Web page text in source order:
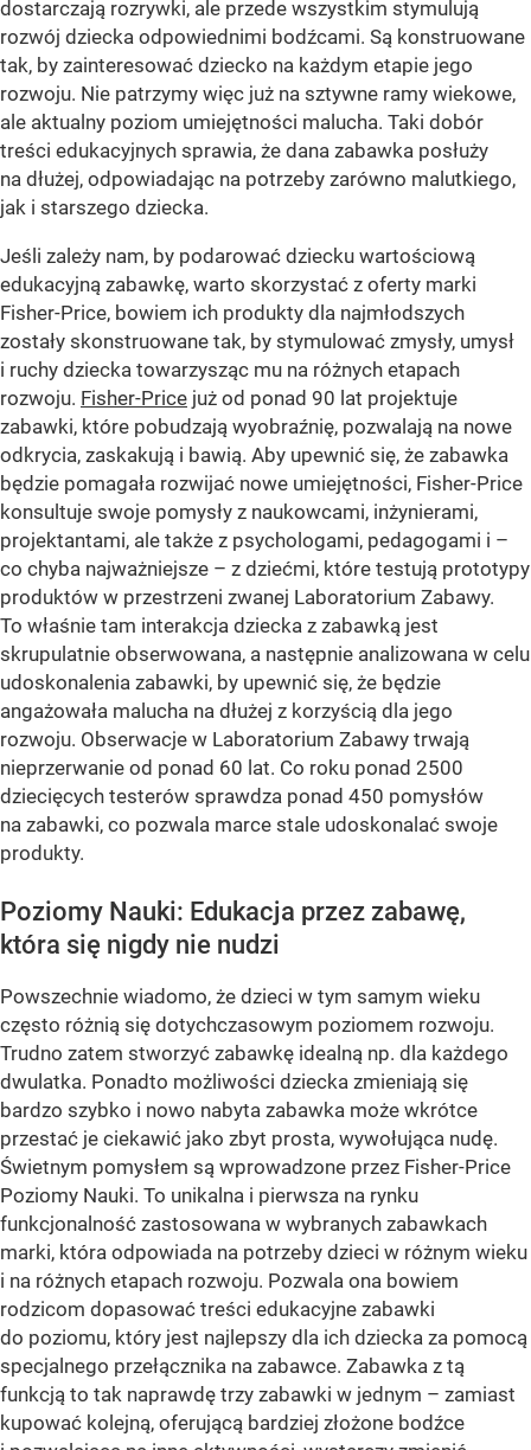
dostarczają rozrywki, ale przede wszystkim stymulują
rozwój dziecka odpowiednimi bodźcami. Są konstruowane
tak, by zainteresować dziecko na każdym etapie jego
rozwoju. Nie patrzymy więc już na sztywne ramy wiekowe,
ale aktualny poziom umiejętności malucha. Taki dobór
treści edukacyjnych sprawia, że dana zabawka posłuży
na dłużej, odpowiadając na potrzeby zarówno malutkiego,
jak i starszego dziecka.
Jeśli zależy nam, by podarować dziecku wartościową
edukacyjną zabawkę, warto skorzystać z oferty marki
Fisher-Price, bowiem ich produkty dla najmłodszych
zostały skonstruowane tak, by stymulować zmysły, umysł
i ruchy dziecka towarzysząc mu na różnych etapach
rozwoju. Fisher-Price już od ponad 90 lat projektuje
zabawki, które pobudzają wyobraźnię, pozwalają na nowe
odkrycia, zaskakują i bawią. Aby upewnić się, że zabawka
będzie pomagała rozwijać nowe umiejętności, Fisher-Price
konsultuje swoje pomysły z naukowcami, inżynierami,
projektantami, ale także z psychologami, pedagogami i –
co chyba najważniejsze – z dziećmi, które testują prototypy
produktów w przestrzeni zwanej Laboratorium Zabawy.
To właśnie tam interakcja dziecka z zabawką jest
skrupulatnie obserwowana, a następnie analizowana w celu
udoskonalenia zabawki, by upewnić się, że będzie
angażowała malucha na dłużej z korzyścią dla jego
rozwoju. Obserwacje w Laboratorium Zabawy trwają
nieprzerwanie od ponad 60 lat. Co roku ponad 2500
dziecięcych testerów sprawdza ponad 450 pomysłów
na zabawki, co pozwala marce stale udoskonalać swoje
produkty.
Poziomy Nauki: Edukacja przez zabawę,
która się nigdy nie nudzi
Powszechnie wiadomo, że dzieci w tym samym wieku
często różnią się dotychczasowym poziomem rozwoju.
Trudno zatem stworzyć zabawkę idealną np. dla każdego
dwulatka. Ponadto możliwości dziecka zmieniają się
bardzo szybko i nowo nabyta zabawka może wkrótce
przestać je ciekawić jako zbyt prosta, wywołująca nudę.
Świetnym pomysłem są wprowadzone przez Fisher-Price
Poziomy Nauki. To unikalna i pierwsza na rynku
funkcjonalność zastosowana w wybranych zabawkach
marki, która odpowiada na potrzeby dzieci w różnym wieku
i na różnych etapach rozwoju. Pozwala ona bowiem
rodzicom dopasować treści edukacyjne zabawki
do poziomu, który jest najlepszy dla ich dziecka za pomocą
specjalnego przełącznika na zabawce. Zabawka z tą
funkcją to tak naprawdę trzy zabawki w jednym – zamiast
kupować kolejną, oferującą bardziej złożone bodźce